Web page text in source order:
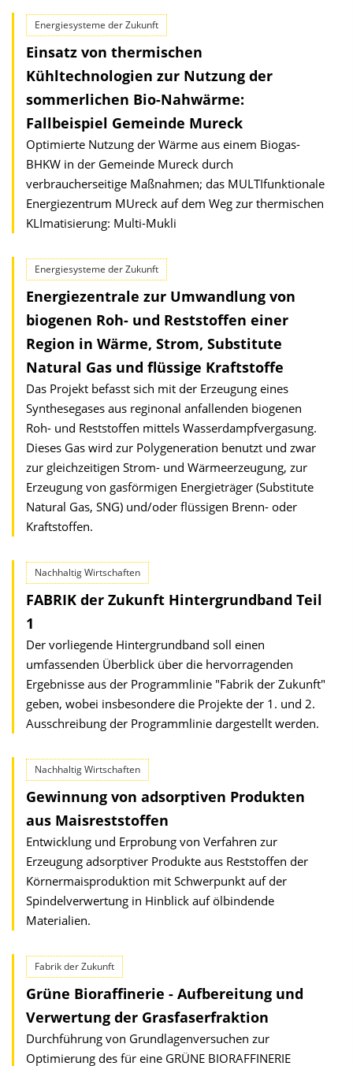
Energiesysteme der Zukunft
Einsatz von thermischen
Kühltechnologien zur Nutzung der
sommerlichen Bio-Nahwärme:
Fallbeispiel Gemeinde Mureck
Optimierte Nutzung der Wärme aus einem Biogas-
BHKW in der Gemeinde Mureck durch
verbraucherseitige Maßnahmen; das MULTIfunktionale
Energiezentrum MUreck auf dem Weg zur thermischen
KLImatisierung: Multi-Mukli
Energiesysteme der Zukunft
Energiezentrale zur Umwandlung von
biogenen Roh- und Reststoffen einer
Region in Wärme, Strom, Substitute
Natural Gas und flüssige Kraftstoffe
Das Projekt befasst sich mit der Erzeugung eines
Synthesegases aus reginonal anfallenden biogenen
Roh- und Reststoffen mittels Wasserdampfvergasung.
Dieses Gas wird zur Polygeneration benutzt und zwar
zur gleichzeitigen Strom- und Wärmeerzeugung, zur
Erzeugung von gasförmigen Energieträger (Substitute
Natural Gas, SNG) und/oder flüssigen Brenn- oder
Kraftstoffen.
Nachhaltig Wirtschaften
FABRIK der Zukunft Hintergrundband Teil
1
Der vorliegende Hintergrundband soll einen
umfassenden Überblick über die hervorragenden
Ergebnisse aus der Programmlinie "Fabrik der Zukunft"
geben, wobei insbesondere die Projekte der 1. und 2.
Ausschreibung der Programmlinie dargestellt werden.
Nachhaltig Wirtschaften
Gewinnung von adsorptiven Produkten
aus Maisreststoffen
Entwicklung und Erprobung von Verfahren zur
Erzeugung adsorptiver Produkte aus Reststoffen der
Körnermaisproduktion mit Schwerpunkt auf der
Spindelverwertung in Hinblick auf ölbindende
Materialien.
Fabrik der Zukunft
Grüne Bioraffinerie - Aufbereitung und
Verwertung der Grasfaserfraktion
Durchführung von Grundlagenversuchen zur
Optimierung des für eine GRÜNE BIORAFFINERIE